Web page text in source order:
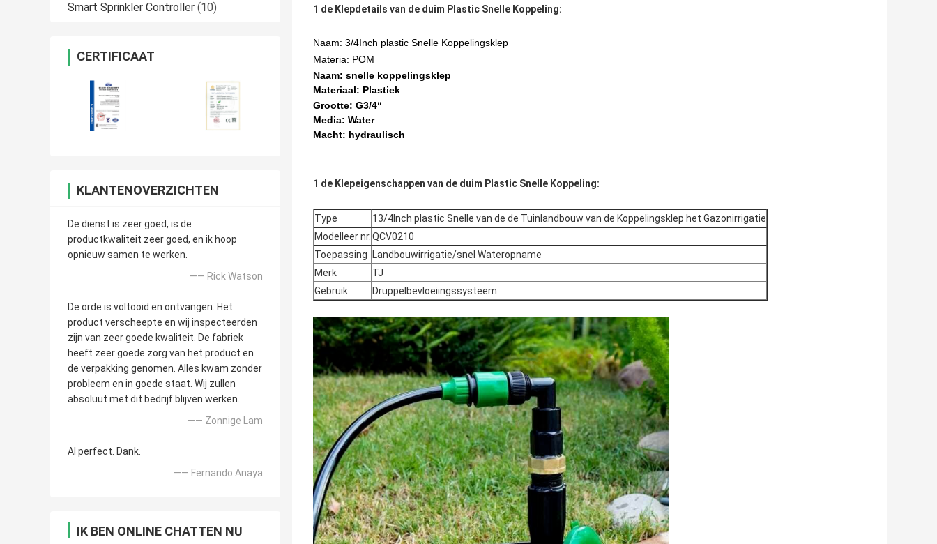
Smart Sprinkler Controller (10)
CERTIFICAAT
KLANTENOVERZICHTEN
De dienst is zeer goed, is de
productkwaliteit zeer goed, en ik hoop
opnieuw samen te werken.
—— Rick Watson
De orde is voltooid en ontvangen. Het
product verscheepte en wij inspecteerden
zijn van zeer goede kwaliteit. De fabriek
heeft zeer goede zorg van het product en
de verpakking genomen. Alles kwam zonder
probleem en in goede staat. Wij zullen
absoluut met dit bedrijf blijven werken.
—— Zonnige Lam
Al perfect. Dank.
—— Fernando Anaya
IK BEN ONLINE CHATTEN NU
1 de Klepdetails van de duim Plastic Snelle Koppeling:
Naam: 3/4Inch plastic Snelle Koppelingsklep
Materia: POM
Naam: snelle koppelingsklep
Materiaal: Plastiek
Grootte: G3/4“
Media: Water
Macht: hydraulisch
1 de Klepeigenschappen van de duim Plastic Snelle Koppeling:
Type
13/4Inch plastic Snelle van de de Tuinlandbouw van de Koppelingsklep het Gazonirrigatie
Modelleer nr.QCV0210
Toepassing
Landbouwirrigatie/snel Wateropname
Merk
TJ
Gebruik
Druppelbevloeiingssysteem